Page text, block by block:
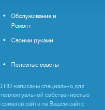
Обслуживание и
Ремонт
Своими руками
Полезные советы
написаны специально для
собственностью
сайта на Вашем сайте